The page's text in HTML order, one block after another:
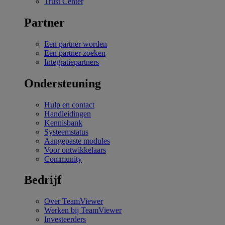
Partner
Een partner worden
Een partner zoeken
Integratiepartners
Ondersteuning
Hulp en contact
Handleidingen
Kennisbank
Systeemstatus
Aangepaste modules
Voor ontwikkelaars
Community
Bedrijf
Over TeamViewer
Werken bij TeamViewer
Investeerders